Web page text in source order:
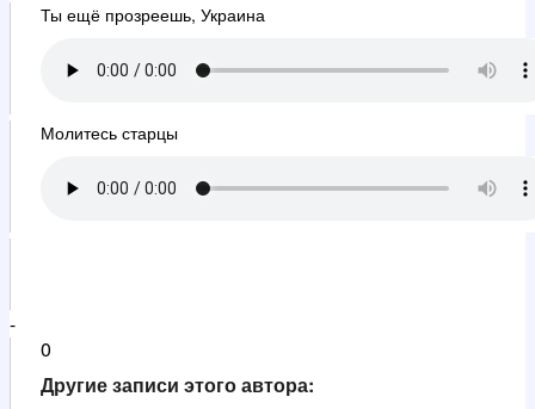
Ты ещё прозреешь, Украина
Молитесь старцы
-
0
Другие записи этого автора: